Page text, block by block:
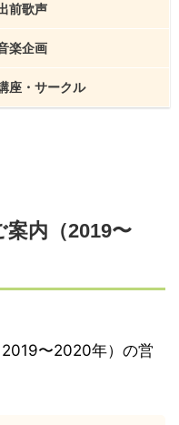
前歌声
楽企画
座・サークル
内（2019〜
〜2020年）の営